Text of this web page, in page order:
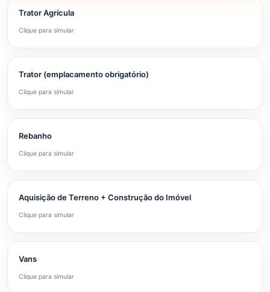
Trator Agrícula
Clique para simular
Trator (emplacamento obrigatório)
Clique para simular
Rebanho
Clique para simular
Aquisição de Terreno + Construção do Imóvel
Clique para simular
Vans
Clique para simular